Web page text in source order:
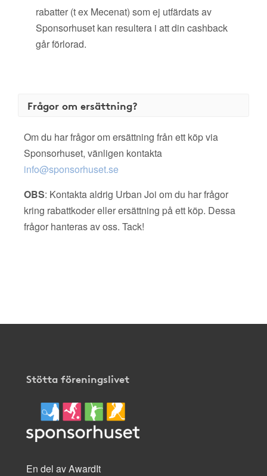
rabatter (t ex Mecenat) som ej utfärdats av
Sponsorhuset kan resultera i att din cashback
går förlorad.
Frågor om ersättning?
Om du har frågor om ersättning från ett köp via
Sponsorhuset, vänligen kontakta
info@sponsorhuset.se
OBS: Kontakta aldrig Urban Joi om du har frågor
kring rabattkoder eller ersättning på ett köp. Dessa
frågor hanteras av oss. Tack!
Stötta föreningslivet
En del av AwardIt